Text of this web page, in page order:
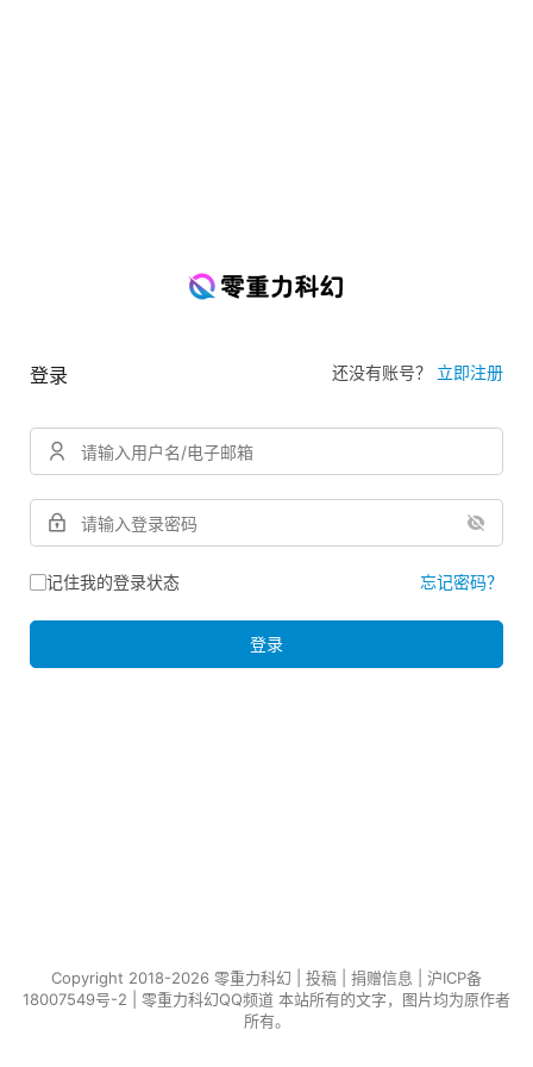
登录 还没有账号？ 立即注册
记住我的登录状态 忘记密码？
登录
Copyright 2018-2026 零重力科幻 | 投稿 捐赠信息
沪ICP备
18007549号-2
零重力科幻QQ频道 本站所有的文字，图片均为原作者
所有。